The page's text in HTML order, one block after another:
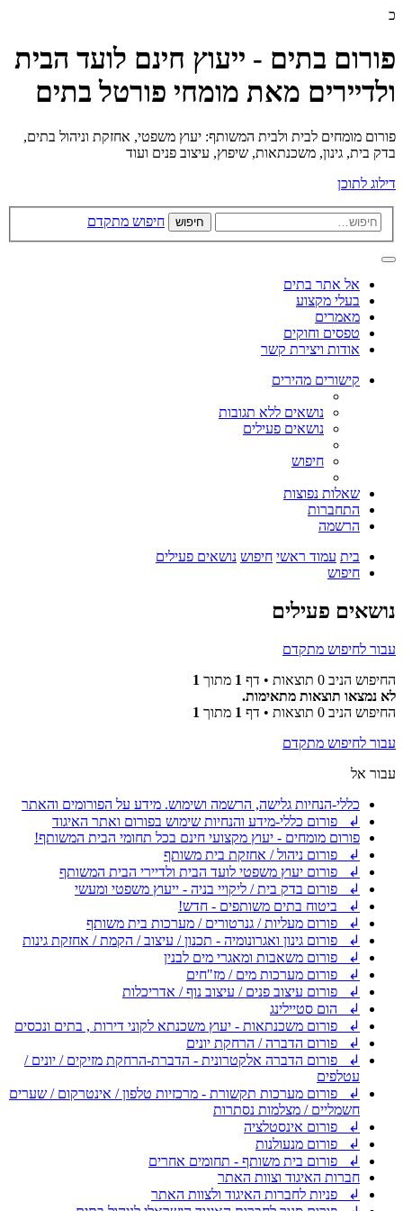
כ
פורום בתים - ייעוץ חינם לועד הבית
ולדיירים מאת מומחי פורטל בתים
פורום מומחים לבית ולבית המשותף: יעוץ משפטי, אחזקת וניהול בתים,
בדק בית, גינון, משכנתאות, שיפוץ, עיצוב פנים ועוד
דילוג לתוכן
חיפוש חיפוש מתקדם
אל אתר בתים
בעלי מקצוע
מאמרים
טפסים וחוקים
אודות ויצירת קשר
קישורים מהירים
נושאים ללא תגובות
נושאים פעילים
חיפוש
שאלות נפוצות
התחברות
הרשמה
בית עמוד ראשי חיפוש נושאים פעילים
חיפוש
נושאים פעילים
עבור לחיפוש מתקדם
החיפוש הניב 0 תוצאות • דף
1 מתוך 1
לא נמצאו תוצאות מתאימות.
החיפוש הניב 0 תוצאות • דף
1 מתוך 1
עבור לחיפוש מתקדם
עבור אל
כללי-הנחיות גלישה, הרשמה ושימוש. מידע על הפורומים והאתר
↲ פורום כללי-מידע והנחיות שימוש בפורום ואתר האיגוד
פורום מומחים - יעוץ מקצועי חינם בכל תחומי הבית המשותף!
↲ פורום ניהול / אחזקת בית משותף
↲ פורום יעוץ משפטי לועד הבית ולדיירי הבית המשותף
↲ פורום בדק בית / ליקויי בניה - ייעוץ משפטי ומעשי
↲ ביטוח בתים משותפים - חדש!
↲ פורום מעליות / גנרטורים / מערכות בית משותף
↲ פורום גינון ואגרונומיה - תכנון / עיצוב / הקמת / אחזקת גינות
↲ פורום משאבות ומאגרי מים לבנין
↲ פורום מערכות מים / מז"חים
↲ פורום עיצוב פנים / עיצוב נוף / אדריכלות
↲ הום סטיילינג
↲ פורום משכנתאות - יעוץ משכנתא לקוני דירות , בתים ונכסים
↲ פורום הדברה / הרחקת יונים
↲ פורום הדברה אלקטרונית - הדברת-הרחקת מזיקים / יונים /
עטלפים
↲ פורום מערכות תקשורת - מרכזיות טלפון / אינטרקום / שערים
חשמליים / מצלמות נסתרות
↲ פורום אינסטלציה
↲ פורום מנעולנות
↲ פורום בית משותף - תחומים אחרים
חברות האיגוד וצוות האתר
↲ פניות לחברות האיגוד ולצוות האתר